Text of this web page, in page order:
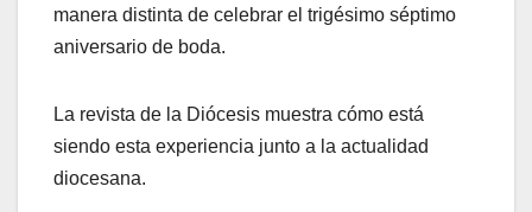
manera distinta de celebrar el trigésimo séptimo
aniversario de boda.
La revista de la Diócesis muestra cómo está
siendo esta experiencia junto a la actualidad
diocesana.